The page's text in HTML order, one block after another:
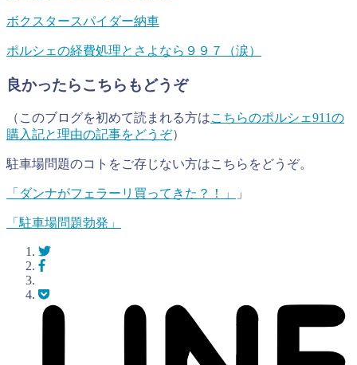
ボクスタースパイダー納車
ポルシェの経費処理とさよなら９９７（涙）
良かったらこちらもどうぞ
（このブログを初めて読まれる方はこちらのポルシェ911の
購入記と理由の記事をどうぞ）
駐車場問題のコトをご存じない方はこちらをどうぞ。
「ダンナがフェラーリ買ってきた？！」 」
「駐車場問題勃発」